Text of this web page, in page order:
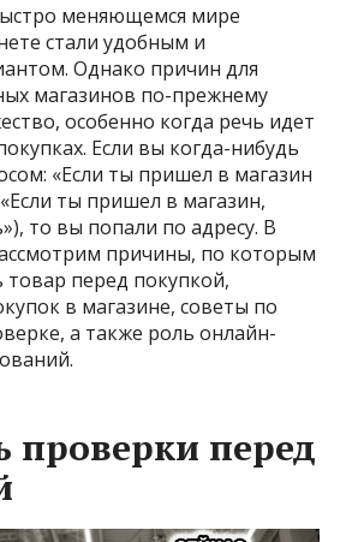
меняющемся мире
стали удобным и
Однако причин для
магазинов по-прежнему
особенно когда речь идет
Если вы когда-нибудь
«Если ты пришел в магазин
ты пришел в магазин,
то вы попали по адресу. В
причины, по которым
перед покупкой,
в магазине, советы по
а также роль онлайн-
проверки перед